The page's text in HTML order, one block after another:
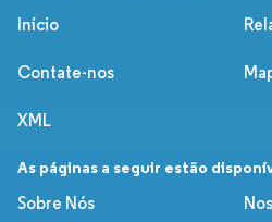
Início
Contate-nos
XML
As páginas a seguir estão
Sobre Nós